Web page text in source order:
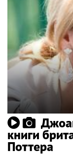
книги
Поттера